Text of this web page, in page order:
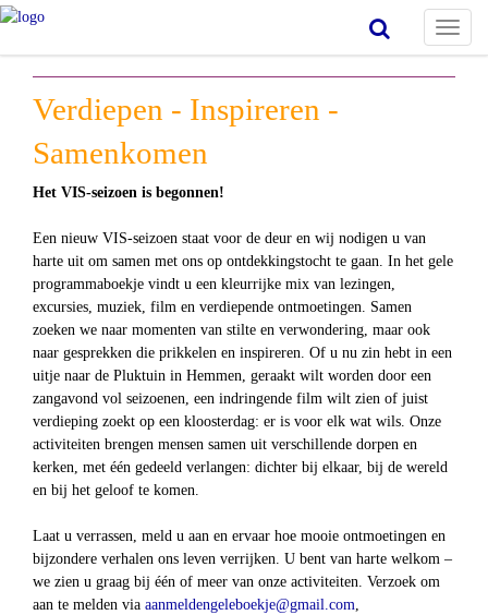
Toggle
Verdiepen - Inspireren -
Samenkomen
Het VIS-seizoen is begonnen!
Een nieuw VIS-seizoen staat voor de deur en wij nodigen u van
harte uit om samen met ons op ontdekkingstocht te gaan. In het gele
programmaboekje vindt u een kleurrijke mix van lezingen,
excursies, muziek, film en verdiepende ontmoetingen. Samen
zoeken we naar momenten van stilte en verwondering, maar ook
naar gesprekken die prikkelen en inspireren. Of u nu zin hebt in een
uitje naar de Pluktuin in Hemmen, geraakt wilt worden door een
zangavond vol seizoenen, een indringende film wilt zien of juist
verdieping zoekt op een kloosterdag: er is voor elk wat wils. Onze
activiteiten brengen mensen samen uit verschillende dorpen en
kerken, met één gedeeld verlangen: dichter bij elkaar, bij de wereld
en bij het geloof te komen.
Laat u verrassen, meld u aan en ervaar hoe mooie ontmoetingen en
bijzondere verhalen ons leven verrijken. U bent van harte welkom –
we zien u graag bij één of meer van onze activiteiten. Verzoek om
aan te melden via aanmeldengeleboekje@gmail.com